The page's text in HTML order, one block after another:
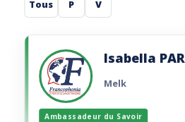
Imaginer et réaliser un
promouvoir la Francophonie
Lire la brochure
Tous P V
Isabella
Melk
Ambassadeur du Savoir